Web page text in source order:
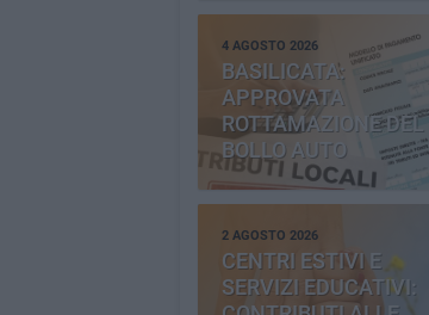
4 AGOSTO 2026
BASILICATA:
APPROVATA
ROTTAMAZIONE DEL
BOLLO AUTO
2 AGOSTO 2026
CENTRI ESTIVI E
SERVIZI EDUCATIVI: